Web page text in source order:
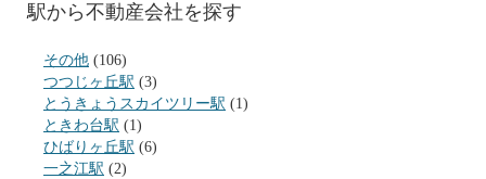
駅から不動産会社を探す
その他 (106)
つつじヶ丘駅 (3)
とうきょうスカイツリー駅 (1)
ときわ台駅 (1)
ひばりヶ丘駅 (6)
一之江駅 (2)